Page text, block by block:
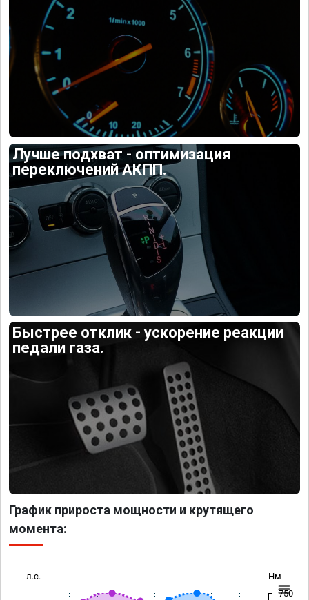
Лучше подхват - оптимизация
переключений АКПП.
Быстрее отклик - ускорение реакции
педали газа.
График прироста мощности и крутящего
момента:
л.с. Нм
750